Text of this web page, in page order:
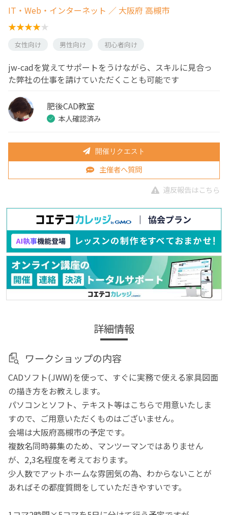
IT・Web・インターネット ／ 大阪府 高槻市
女性向け 男性向け 初心者向け
jw-cadを覚えてサポートをうけながら、スキルに見合っ
た弊社の仕事を請けていただくことも可能です
肥後CAD教室
本人確認済み
開催リクエスト
主催者へ質問
違反報告はこちら
詳細情報
ワークショップの内容
CADソフト(JWW)を使って、すぐに実務で使える家具図面
の描き方をお教えします。
パソコンとソフト、テキスト等はこちらで用意いたしま
すので、ご用意いただくものはございません。
会場は大阪府高槻市の予定です。
複数名同時募集のため、マンツーマンではありません
が、2,3名程度を考えております。
少人数でアットホームな雰囲気の為、わからないことが
あればその都度質問をしていただきやすいです。